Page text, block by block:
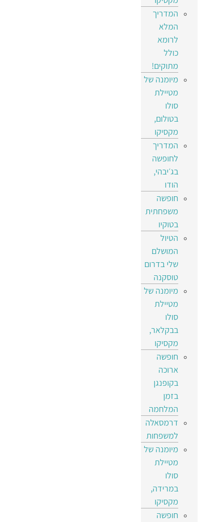
המדריך
המלא
לרומא
כולל
מתוקים!
מיומנה של
מטיילת
סולו
בטולום,
מקסיקו
המדריך
לחופשה
בג׳יבהי,
הודו
חופשה
משפחתית
בטוקיו
הטיול
המושלם
שלי בדרום
טוסקנה
מיומנה של
מטיילת
סולו
בבקלאר,
מקסיקו
חופשה
ארוכה
בקופנגן
בזמן
המלחמה
דרמסאלה
למשפחות
מיומנה של
מטיילת
סולו
במרידה,
מקסיקו
חופשה